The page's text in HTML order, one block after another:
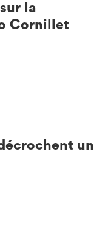
la
Cornillet
un